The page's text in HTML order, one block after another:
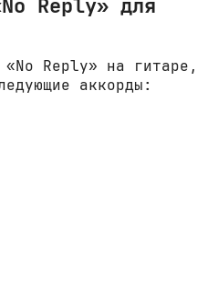
Reply» для
«No Reply» на гитаре,
аккорды: